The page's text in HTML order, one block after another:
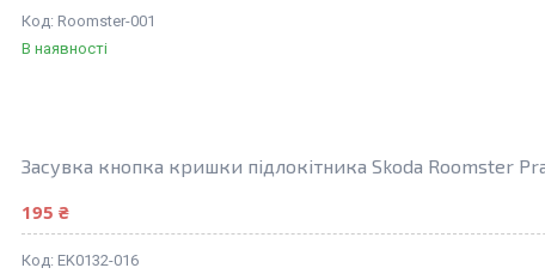
Roomster-001
В наявності
Засувка кнопка кришки підлокітника Skoda Roomster
195 ₴
EK0132-016